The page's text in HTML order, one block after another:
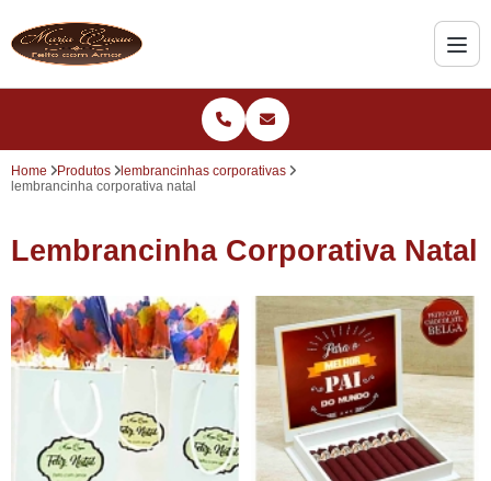
Home Produtos
lembrancinhas corporativas
lembrancinha corporativa natal
Lembrancinha Corporativa Natal